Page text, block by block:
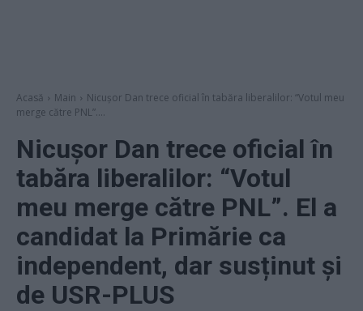
Acasă Main
Nicușor Dan trece oficial în tabăra liberalilor: “Votul meu
merge către PNL”....
Nicușor Dan trece oficial în
tabăra liberalilor: “Votul
meu merge către PNL”. El a
candidat la Primărie ca
independent, dar susținut și
de USR-PLUS